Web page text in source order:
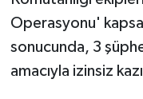
Operasyonu'
sonucunda, 3
amacıyla izinsiz